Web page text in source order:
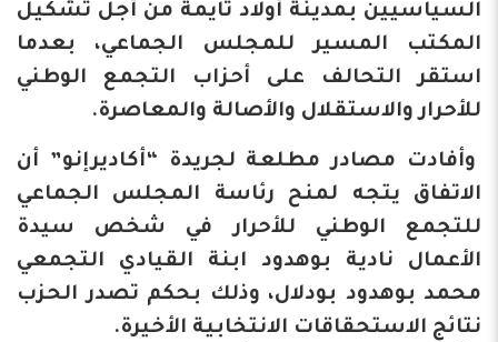
السياسيين بمدينة أولاد تايمة من أجل تشكيل
المكتب المسير للمجلس الجماعي، بعدما
استقر التحالف على أحزاب التجمع الوطني
للأحرار والاستقلال والأصالة والمعاصرة.
وأفادت مصادر مطلعة لجريدة “أكاديرإنو” أن
الاتفاق يتجه لمنح رئاسة المجلس الجماعي
للتجمع الوطني للأحرار في شخص سيدة
الأعمال نادية بوهدود ابنة القيادي التجمعي
محمد بوهدود بودلال، وذلك بحكم تصدر الحزب
نتائج الاستحقاقات الانتخابية الأخيرة.